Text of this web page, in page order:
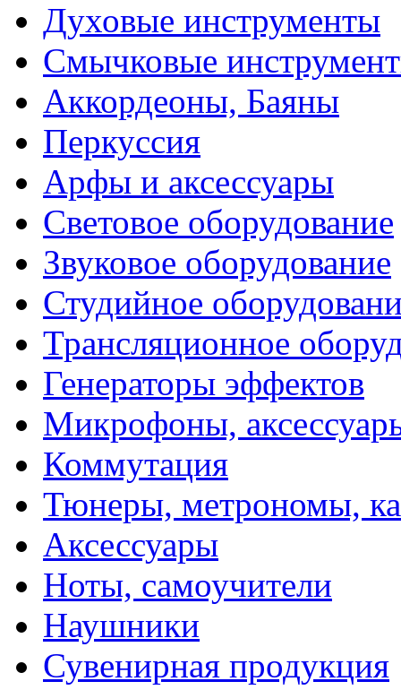
Духовые инструменты
Смычковые
Аккордеоны, Баяны
Перкуссия
Арфы и аксессуары
Световое оборудование
Звуковое оборудование
Студийное
Трансляционное
Генераторы эффектов
Микрофоны,
Коммутация
Тюнеры, метрономы,
Аксессуары
Ноты, самоучители
Наушники
Сувенирная продукция